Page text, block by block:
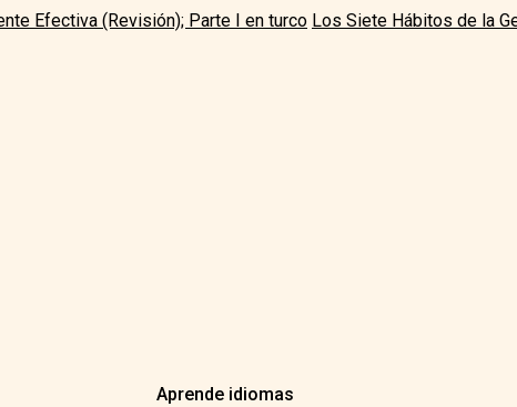
Efectiva (Revisión); Parte I en turco Los Siete Hábitos de la
Aprende idiomas